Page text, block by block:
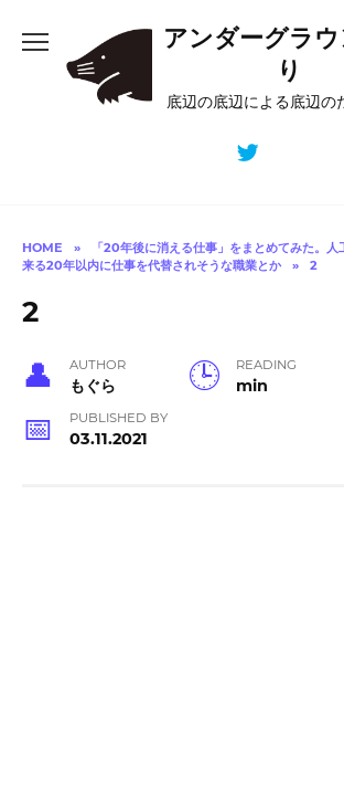
content
アンダーグラ
り
底辺の底辺による底辺の
HOME »
「20年後に消える仕事」をまとめてみた。
来る20年以内に仕事を代替されそうな職業とか
» 2
2
AUTHOR
もぐら
READING
min
PUBLISHED BY
03.11.2021